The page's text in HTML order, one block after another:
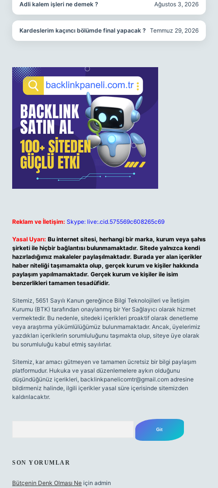
Adli kalem işleri ne demek ? Ağustos 3, 2026
Kardeslerim kaçıncı bölümde final yapacak ? Temmuz 29, 2026
Reklam ve İletişim: Skype: live:.cid.575569c608265c69
Yasal Uyarı: Bu internet sitesi, herhangi bir marka, kurum veya şahıs
şirketi ile hiçbir bağlantısı bulunmamaktadır. Sitede yalnızca kendi
hazırladığımız makaleler paylaşılmaktadır. Burada yer alan içerikler
haber niteliği taşımamakta olup, gerçek kurum ve kişiler hakkında
paylaşım yapılmamaktadır. Gerçek kurum ve kişiler ile isim
benzerlikleri tamamen tesadüfidir.
Sitemiz, 5651 Sayılı Kanun gereğince Bilgi Teknolojileri ve İletişim
Kurumu (BTK) tarafından onaylanmış bir Yer Sağlayıcı olarak hizmet
vermektedir. Bu nedenle, sitedeki içerikleri proaktif olarak denetleme
veya araştırma yükümlülüğümüz bulunmamaktadır. Ancak, üyelerimiz
yazdıkları içeriklerin sorumluluğunu taşımakta olup, siteye üye olarak
bu sorumluluğu kabul etmiş sayılırlar.
Sitemiz, kar amacı gütmeyen ve tamamen ücretsiz bir bilgi paylaşım
platformudur. Hukuka ve yasal düzenlemelere aykırı olduğunu
düşündüğünüz içerikleri, backlinkpanelicomtr@gmail.com adresine
bildirmeniz halinde, ilgili içerikler yasal süre içerisinde sitemizden
kaldırılacaktır.
SON YORUMLAR
Bütçenin Denk Olması Ne için admin